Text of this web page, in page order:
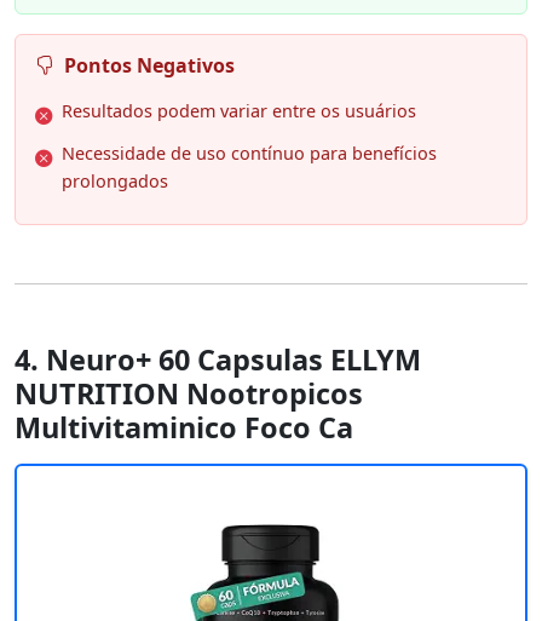
Pontos Negativos
Resultados podem variar entre os usuários
Necessidade de uso contínuo para benefícios
prolongados
4. Neuro+ 60 Capsulas ELLYM
NUTRITION Nootropicos
Multivitaminico Foco Ca